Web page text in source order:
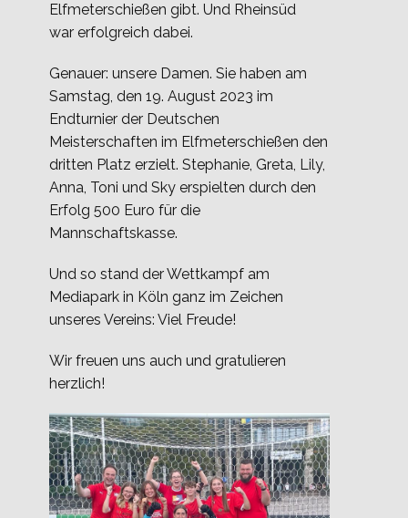
Elfmeterschießen gibt. Und Rheinsüd
war erfolgreich dabei.
Genauer: unsere Damen. Sie haben am
Samstag, den 19. August 2023 im
Endturnier der Deutschen
Meisterschaften im Elfmeterschießen den
dritten Platz erzielt. Stephanie, Greta, Lily,
Anna, Toni und Sky erspielten durch den
Erfolg 500 Euro für die
Mannschaftskasse.
Und so stand der Wettkampf am
Mediapark in Köln ganz im Zeichen
unseres Vereins: Viel Freude!
Wir freuen uns auch und gratulieren
herzlich!